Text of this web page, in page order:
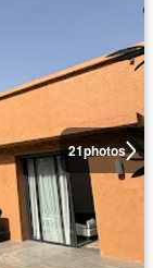
21photos